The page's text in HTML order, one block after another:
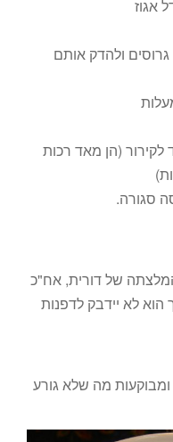
ולהדק אותם
(הן מאד רכות
סגורה.
של דורית, אח"כ
לא יידבק לדפנות
מה שלא גורע